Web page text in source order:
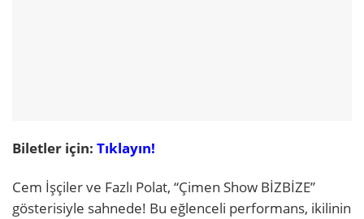
Biletler için: Tıklayın!
Cem İşçiler ve Fazlı Polat, “Çimen Show BİZBİZE”
gösterisiyle sahnede! Bu eğlenceli performans, ikilinin